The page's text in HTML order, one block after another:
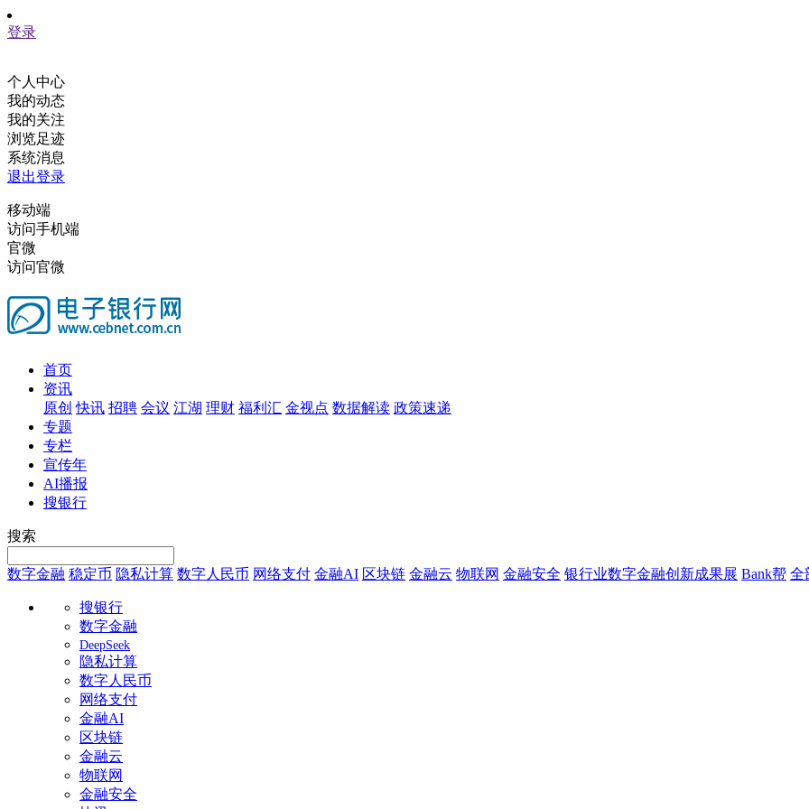
登录
个人中心
我的动态
我的关注
浏览足迹
系统消息
退出登录
移动端
访问手机端
官微
访问官微
首页
资讯
原创 快讯 招聘 会议 江湖 理财 福利汇 金视点 数据解读 政策速递
专题
专栏
宣传年
AI播报
搜银行
搜索
数字金融 稳定币 隐私计算 数字人民币 网络支付 金融AI 区块链 金融云 物联网 金融安全 银行业数字金融创新成果展 Bank帮 全
搜银行
数字金融
DeepSeek
隐私计算
数字人民币
网络支付
金融AI
区块链
金融云
物联网
金融安全